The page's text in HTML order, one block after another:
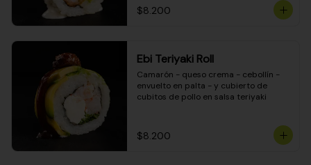
$8.200
Ebi Teriyaki Roll
Camarón - queso crema - cebollín -
envuelto en palta - y cubierto de
cubitos de pollo en salsa teriyaki
$8.200